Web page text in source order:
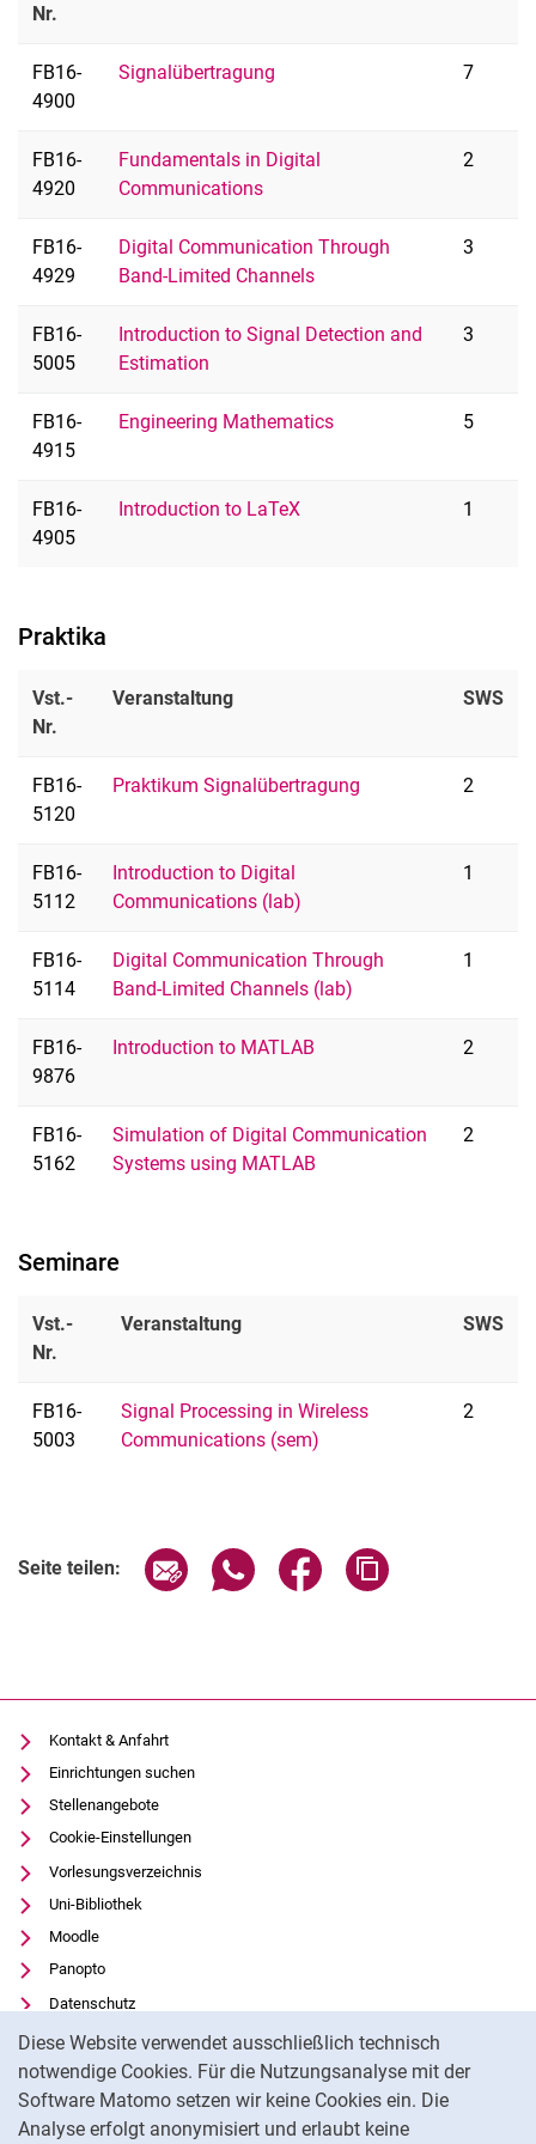
Diese Website verwendet ausschließlich technisch
notwendige Cookies. Für die Nutzungsanalyse mit der
Software Matomo setzen wir keine Cookies ein. Die
Analyse erfolgt anonymisiert und erlaubt keine
Projektarbeiten
Nr.
FB16-
4900
Signalübertragung 7
FB16-
4920
Fundamentals in Digital
Communications
2
FB16-
4929
Digital Communication Through
Band-Limited Channels
3
FB16-
5005
Introduction to Signal Detection and
Estimation
3
FB16-
4915
Engineering Mathematics 5
FB16-
4905
Introduction to LaTeX 1
Praktika
Vst.-
Nr.
Veranstaltung SWS
FB16-
5120
Praktikum Signalübertragung 2
FB16-
5112
Introduction to Digital
Communications (lab)
1
FB16-
5114
Digital Communication Through
Band-Limited Channels (lab)
1
FB16-
9876
Introduction to MATLAB 2
FB16-
5162
Simulation of Digital Communication
Systems using MATLAB
2
Seminare
Vst.-
Nr.
Veranstaltung SWS
FB16-
5003
Signal Processing in Wireless
Communications (sem)
2
Seite teilen: Seite über E-Mail teilen
Seite über WhatsApp teilen
Seite über Facebook
Kontakt & Anfahrt
Einrichtungen suchen
Stellenangebote
Cookie-Einstellungen
Vorlesungsverzeichnis
Uni-Bibliothek
Moodle
Panopto
Datenschutz
Barrierefreiheit
Transparenter KI-Einsatz
Impressum